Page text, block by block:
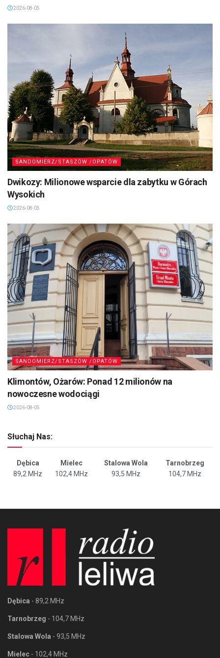
2026-08-05
SANDOMIERZ/STASZÓW /OPATÓW
Dwikozy: Milionowe wsparcie dla zabytku w Górach
Wysokich
2026-08-05
SANDOMIERZ/STASZÓW /OPATÓW
Klimontów, Ożarów: Ponad 12 milionów na
nowoczesne wodociągi
2026-08-05
Słuchaj Nas:
Dębica Mielec Stalowa Wola
Tarnobrzeg
89,2 MHz
102,4 MHz 93,5 MHz 104,7 MHz
Dębica - 89,2 MHz
Tarnobrzeg - 104,7 MHz
Stalowa Wola - 93,5 MHz
Mielec - 102,4 MHz